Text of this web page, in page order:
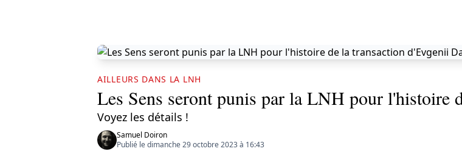
AILLEURS DANS LA LNH
Les Sens seront punis par la LNH pour l'histoire
Voyez les détails !
Samuel Doiron
Publié le dimanche 29 octobre 2023 à 16:43